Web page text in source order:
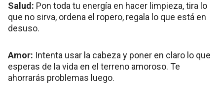
Salud: Pon toda tu energía en hacer limpieza, tira lo
que no sirva, ordena el ropero, regala lo que está en
desuso.
Amor: Intenta usar la cabeza y poner en claro lo que
esperas de la vida en el terreno amoroso. Te
ahorrarás problemas luego.